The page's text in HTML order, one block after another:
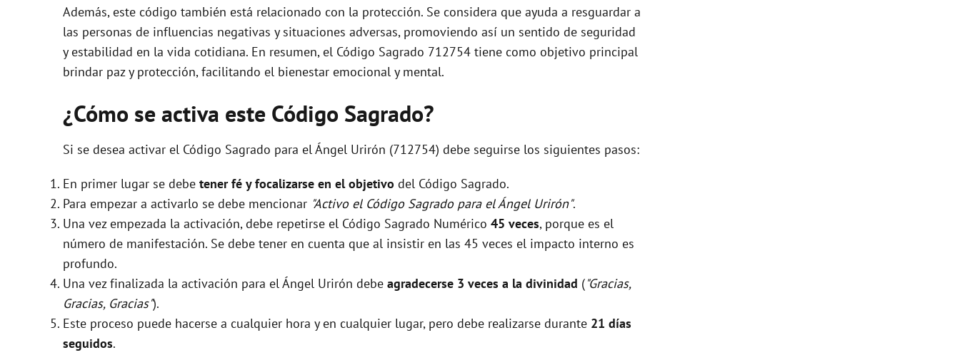
Además, este código también está relacionado con la protección. Se considera que ayuda a resguardar a
las personas de influencias negativas y situaciones adversas, promoviendo así un sentido de seguridad
y estabilidad en la vida cotidiana. En resumen, el Código Sagrado 712754 tiene como objetivo principal
brindar paz y protección, facilitando el bienestar emocional y mental.
¿Cómo se activa este Código Sagrado?
Si se desea activar el Código Sagrado para el Ángel Urirón (712754) debe seguirse los siguientes pasos:
En primer lugar se debe tener fé y focalizarse en el objetivo del Código Sagrado.
Para empezar a activarlo se debe mencionar "Activo el Código Sagrado para el Ángel Urirón".
Una vez empezada la activación, debe repetirse el Código Sagrado Numérico 45 veces, porque es el
número de manifestación. Se debe tener en cuenta que al insistir en las 45 veces el impacto interno es
profundo.
Una vez finalizada la activación para el Ángel Urirón debe agradecerse 3 veces a la divinidad ("Gracias,
Gracias, Gracias").
Este proceso puede hacerse a cualquier hora y en cualquier lugar, pero debe realizarse durante 21 días
seguidos.